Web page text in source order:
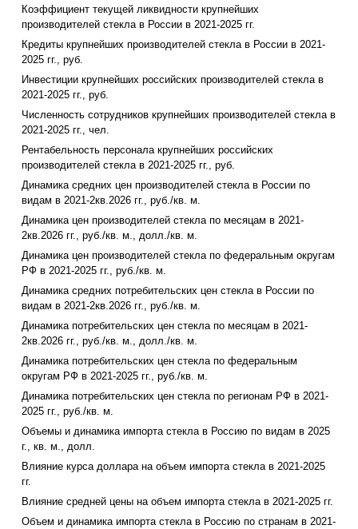
Коэффициент текущей ликвидности крупнейших
производителей стекла в России в 2021-2025 гг.
Кредиты крупнейших производителей стекла в России в 2021-
2025 гг., руб.
Инвестиции крупнейших российских производителей стекла в
2021-2025 гг., руб.
Численность сотрудников крупнейших производителей стекла в
2021-2025 гг., чел.
Рентабельность персонала крупнейших российских
производителей стекла в 2021-2025 гг., руб.
Динамика средних цен производителей стекла в России по
видам в 2021-2кв.2026 гг., руб./кв. м.
Динамика цен производителей стекла по месяцам в 2021-
2кв.2026 гг., руб./кв. м., долл./кв. м.
Динамика цен производителей стекла по федеральным округам
РФ в 2021-2025 гг., руб./кв. м.
Динамика средних потребительских цен стекла в России по
видам в 2021-2кв.2026 гг., руб./кв. м.
Динамика потребительских цен стекла по месяцам в 2021-
2кв.2026 гг., руб./кв. м., долл./кв. м.
Динамика потребительских цен стекла по федеральным
округам РФ в 2021-2025 гг., руб./кв. м.
Динамика потребительских цен стекла по регионам РФ в 2021-
2025 гг., руб./кв. м.
Объемы и динамика импорта стекла в Россию по видам в 2025
г., кв. м., долл.
Влияние курса доллара на объем импорта стекла в 2021-2025
гг.
Влияние средней цены на объем импорта стекла в 2021-2025 гг.
Объем и динамика импорта стекла в Россию по странам в 2021-